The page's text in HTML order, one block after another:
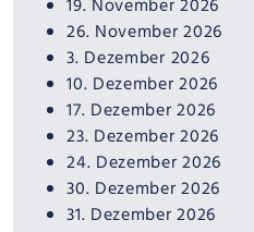
19. November 2026
26. November 2026
3. Dezember 2026
10. Dezember 2026
17. Dezember 2026
23. Dezember 2026
24. Dezember 2026
30. Dezember 2026
31. Dezember 2026